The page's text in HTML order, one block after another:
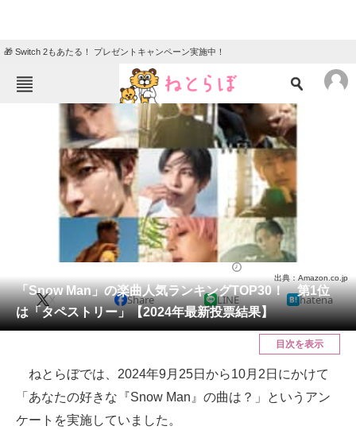
🎁 Switch 2もあたる！ プレゼントキャンペーン実施中！
ねとらぼメニュー
ニュース
クイズ
地域
教育・育児
リサーチ
会員記事
メディア
ITの今と未来を見通す
スマホと通信の最新トレンド
「Snow Man」の楽曲人気ランキングTOP30！ 第1位
は「タペストリー」【2024年最新投票結果】
出典：Amazon.co.jp
X Share LINE hatena
目次を表示
ねとらぼでは、2024年9月25日から10月2日にかけて
「あなたの好きな『Snow Man』の曲は？」というアン
ケートを実施していました。